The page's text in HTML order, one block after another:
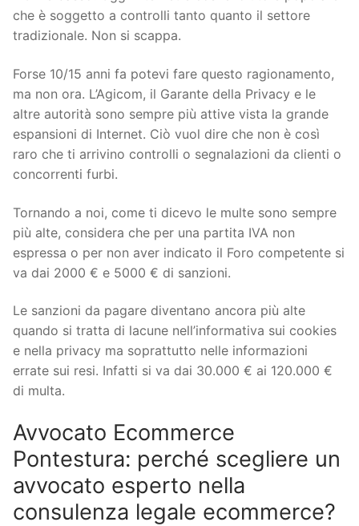
che è soggetto a controlli tanto quanto il settore
tradizionale. Non si scappa.
Forse 10/15 anni fa potevi fare questo ragionamento,
ma non ora. L’Agicom, il Garante della Privacy e le
altre autorità sono sempre più attive vista la grande
espansioni di Internet. Ciò vuol dire che non è così
raro che ti arrivino controlli o segnalazioni da clienti o
concorrenti furbi.
Tornando a noi, come ti dicevo le multe sono sempre
più alte, considera che per una partita IVA non
espressa o per non aver indicato il Foro competente si
va dai 2000 € e 5000 € di sanzioni.
Le sanzioni da pagare diventano ancora più alte
quando si tratta di lacune nell’informativa sui cookies
e nella privacy ma soprattutto nelle informazioni
errate sui resi. Infatti si va dai 30.000 € ai 120.000 €
di multa.
Avvocato Ecommerce
Pontestura: perché scegliere un
avvocato esperto nella
consulenza legale ecommerce?